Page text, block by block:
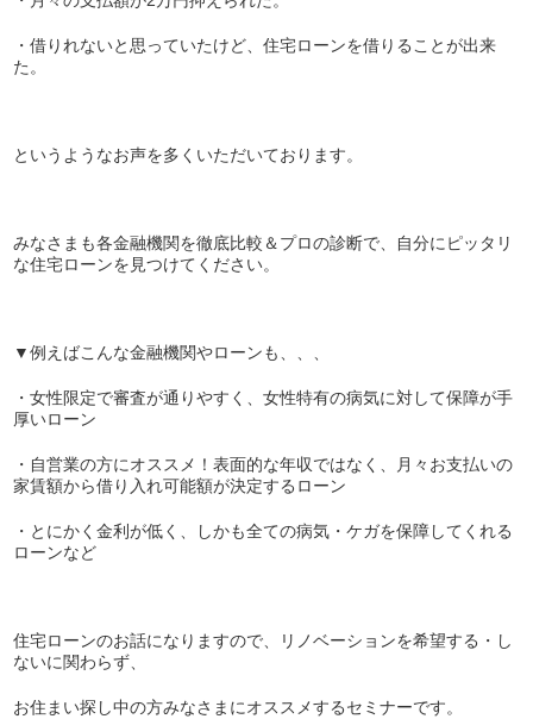
・借りれないと思っていたけど、住宅ローンを借りることが出来
た。
というようなお声を多くいただいております。
みなさまも各金融機関を徹底比較＆プロの診断で、自分にピッタリ
な住宅ローンを見つけてください。
▼例えばこんな金融機関やローンも、、、
・女性限定で審査が通りやすく、女性特有の病気に対して保障が手
厚いローン
・自営業の方にオススメ！表面的な年収ではなく、月々お支払いの
家賃額から借り入れ可能額が決定するローン
・とにかく金利が低く、しかも全ての病気・ケガを保障してくれる
ローンなど
住宅ローンのお話になりますので、リノベーションを希望する・し
ないに関わらず、
お住まい探し中の方みなさまにオススメするセミナーです。